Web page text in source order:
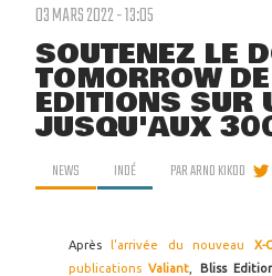
03 MARS 2022 - 13:05
SOUTENEZ LE
TOMORROW
EDITIONS SUR
JUSQU'AUX
NEWS INDÉ PARARNO KIKOO
Après l'arrivée du nouveau X-
publicationsValiant Bliss